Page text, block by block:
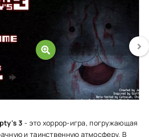
3 - это хоррор-игра, погружающая
и таинственную атмосферу. В